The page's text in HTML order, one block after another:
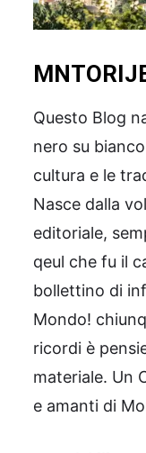
Questo Blog
nero su
cultura e le
Nasce dalla
editoriale,
qeul che fu il
bollettino di
Mondo!
ricordi è
materiale. Un
e amanti di